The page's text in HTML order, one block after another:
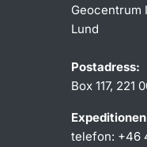
Geocentrum
Lund
Postadress:
Box 117, 221
Expeditionen
telefon: +46